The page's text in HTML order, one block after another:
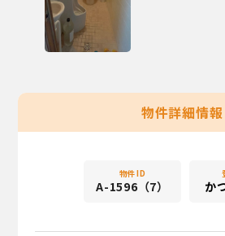
物件詳細情報
物件ID
A-1596（7） か